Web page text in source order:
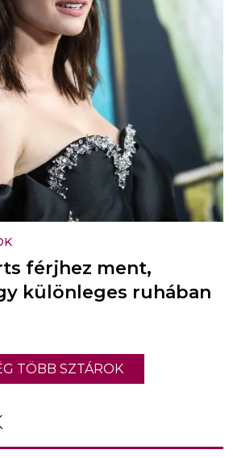
férjhez ment,
különleges ruhában
TÖBB SZTÁROK